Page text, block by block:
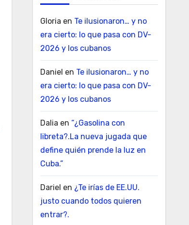
Gloria en Te ilusionaron… y no
era cierto: lo que pasa con DV-
2026 y los cubanos
Daniel en Te ilusionaron… y no
era cierto: lo que pasa con DV-
2026 y los cubanos
Dalia en “¿Gasolina con
libreta?.La nueva jugada que
define quién prende la luz en
Cuba.”
Dariel en ¿Te irías de EE.UU.
justo cuando todos quieren
entrar?.